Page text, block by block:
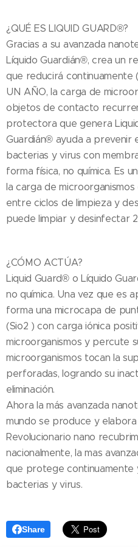
¿QUÉ ES LIQUID GUARD®?
Gracias a su avanzada
Líquido Guardián®, crea un
que reducirá continuamente
UN AÑO, la carga de
objetos de contacto
protectora que genera
Guardián® ayuda a
bacterias y virus con
forma física, no química. Es
la carga de
entre ciclos de limpieza y
puede limpiar y desinfectar
¿CÓMO ACTÚA?
Liquid Guard® o Líquido
no química. Una vez que es
forma una microcapa de
(Sio2 ) con carga iónica
microorganismos y percute
microorganismos tocan la
perforadas, logrando su
eliminación.
Ahora la más avanzada
mundo se produce y
Revolucionario nano
nacionalmente, la mas
que protege
bacterias y virus.
Share